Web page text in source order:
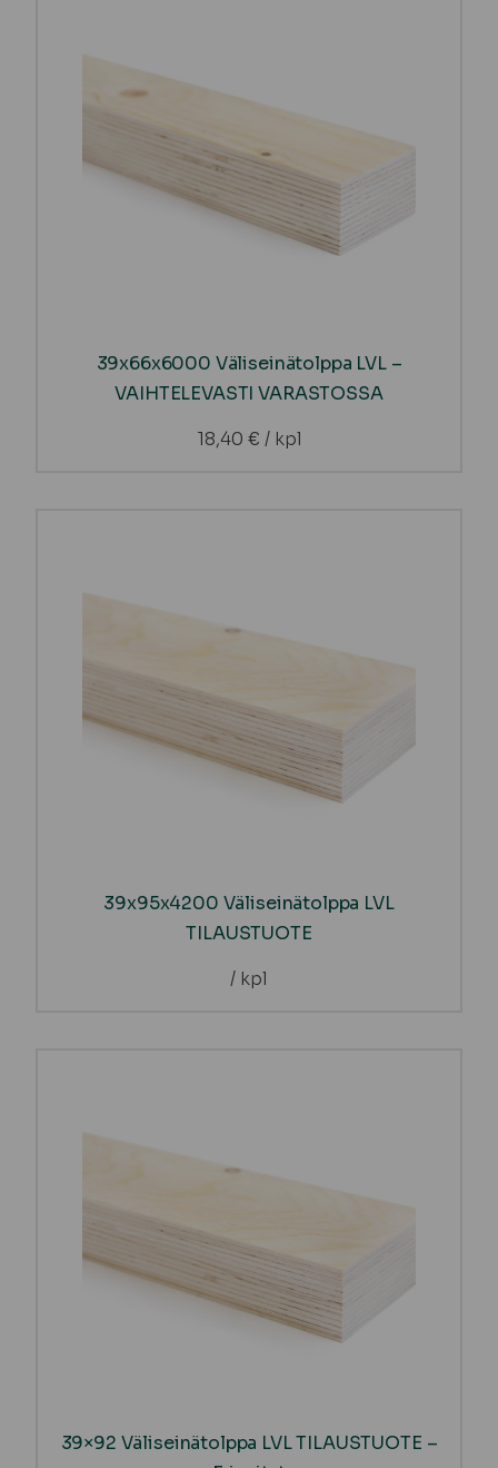
39x66x6000 Väliseinätolppa LVL –
VAIHTELEVASTI VARASTOSSA
18,40 € / kpl
39x95x4200 Väliseinätolppa LVL
TILAUSTUOTE
/ kpl
39×92 Väliseinätolppa LVL TILAUSTUOTE –